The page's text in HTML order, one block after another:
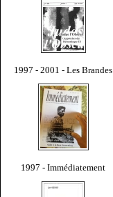
1997 - 2001 - Les Brandes
1997 - Immédiatement